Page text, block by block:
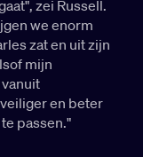
zei Russell.
we enorm
zat en uit zijn
mijn
en beter
passen."